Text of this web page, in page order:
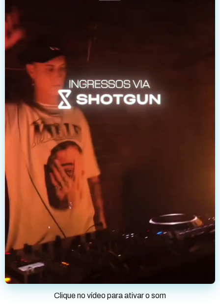
Clique no vídeo para ativar o som